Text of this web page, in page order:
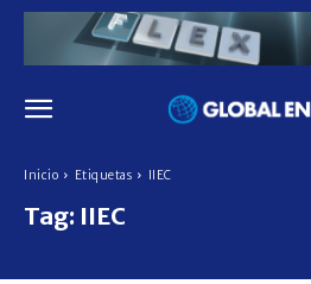
Inicio Etiquetas IIEC
Tag: IIEC